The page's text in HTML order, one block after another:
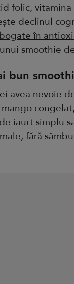
folic,
declinul
în
smoothie
bun
avea nevoie
iaurt simplu
fără